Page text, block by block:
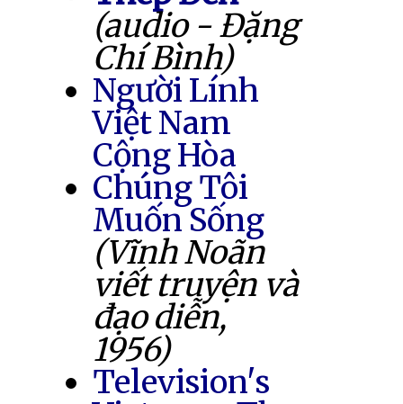
(audio - Đặng
Chí Bình)
Người Lính
Việt Nam
Cộng Hòa
Chúng Tôi
Muốn Sống
(Vĩnh Noãn
viết truyện và
đạo diễn,
1956)
Television's